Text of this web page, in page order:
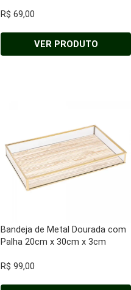
R$ 69,00
VER PRODUTO
Bandeja de Metal Dourada com
Palha 20cm x 30cm x 3cm
R$ 99,00